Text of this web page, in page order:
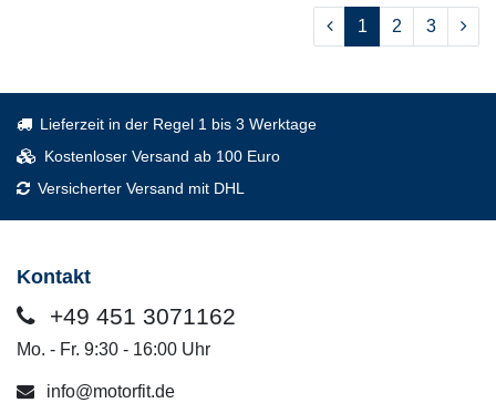
1 2 3
Lieferzeit in der Regel 1 bis 3 Werktage
Kostenloser Versand ab 100 Euro
Versicherter Versand mit DHL
Kontakt
+49 451 3071162
Mo. - Fr. 9:30 - 16:00 Uhr
info@motorfit.de